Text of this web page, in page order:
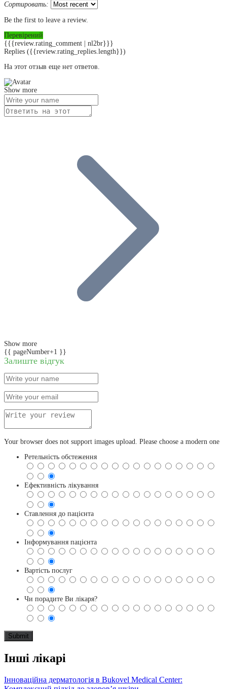
Сортировать:
Be the first to leave a review.
Перевірений
{{{review.rating_comment | nl2br}}}
Replies ({{review.rating_replies.length}})
На этот отзыв еще нет ответов.
Show more
Show more
{{ pageNumber+1 }}
Залиште відгук
Your browser does not support images upload. Please choose a modern one
Ретельність обстеження
Ефективність лікування
Ставлення до пацієнта
Інформування пацієнта
Вартість послуг
Чи порадите Ви лікаря?
Інші лікарі
Інноваційна дерматологія в Bukovel Medical Center: